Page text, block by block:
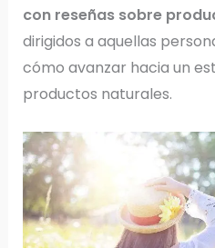
con reseñas sobre
dirigidos a aquellas
cómo avanzar hacia un
productos naturales.